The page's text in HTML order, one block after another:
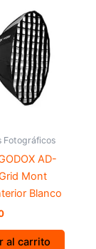
Fotográficos
AD-
Mont
Blanco
al carrito